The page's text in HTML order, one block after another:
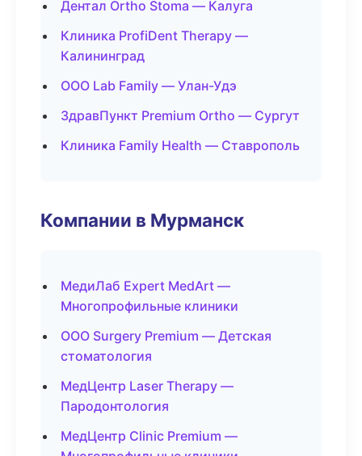
Дентал Ortho Stoma — Калуга
Клиника ProfiDent Therapy —
Калининград
ООО Lab Family — Улан-Удэ
ЗдравПункт Premium Ortho — Сургут
Клиника Family Health — Ставрополь
Компании в Мурманск
МедиЛаб Expert MedArt —
Многопрофильные клиники
ООО Surgery Premium — Детская
стоматология
МедЦентр Laser Therapy —
Пародонтология
МедЦентр Clinic Premium —